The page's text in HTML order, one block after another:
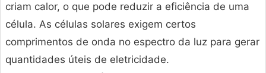
criam calor, o que pode reduzir a eficiência de uma
célula. As células solares exigem certos
comprimentos de onda no espectro da luz para gerar
quantidades úteis de eletricidade.